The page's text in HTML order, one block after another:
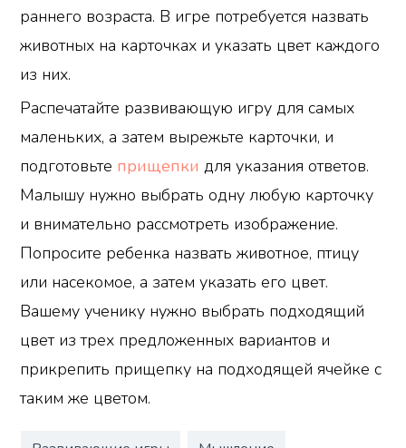
раннего возраста. В игре потребуется назвать
животных на карточках и указать цвет каждого
из них.
Распечатайте развивающую игру для самых
маленьких, а затем вырежьте карточки, и
подготовьте прищепки для указания ответов.
Малышу нужно выбрать одну любую карточку
и внимательно рассмотреть изображение.
Попросите ребенка назвать животное, птицу
или насекомое, а затем указать его цвет.
Вашему ученику нужно выбрать подходящий
цвет из трех предложенных вариантов и
прикрепить прищепку на подходящей ячейке с
таким же цветом.